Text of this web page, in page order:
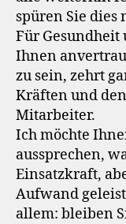
spüren Sie
Für Gesundheit
Ihnen
zu sein, zehrt
Kräften und
Mitarbeiter.
Ich möchte
aussprechen,
Einsatzkraft,
Aufwand
allem: bleiben